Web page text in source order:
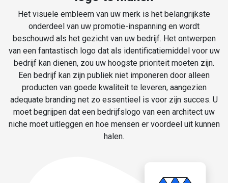
Het visuele embleem van uw merk is het belangrijkste
onderdeel van uw promotie-inspanning en wordt
beschouwd als het gezicht van uw bedrijf. Het ontwerpen
van een fantastisch logo dat als identificatiemiddel voor uw
bedrijf kan dienen, zou uw hoogste prioriteit moeten zijn.
Een bedrijf kan zijn publiek niet imponeren door alleen
producten van goede kwaliteit te leveren, aangezien
adequate branding net zo essentieel is voor zijn succes. U
moet begrijpen dat een bedrijfslogo van een architect uw
niche moet uitleggen en hoe mensen er voordeel uit kunnen
halen.